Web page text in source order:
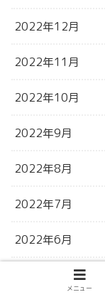
2022年12月
2022年11月
2022年10月
2022年9月
2022年8月
2022年7月
2022年6月
メニュー